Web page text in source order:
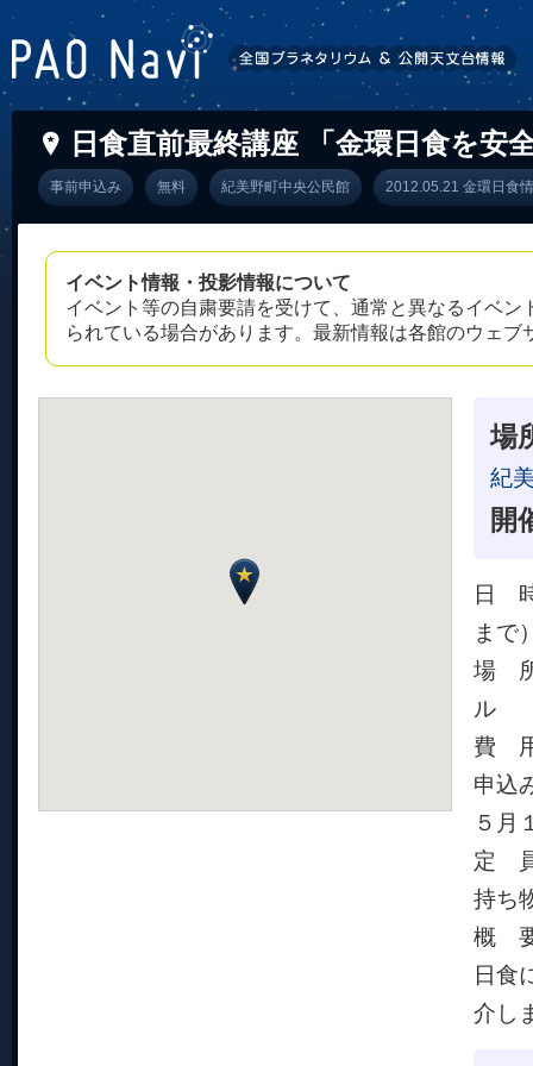
日食直前最終講座 「金環日食を安
事前申込み 無料 紀美野町中央公民館 2012.05.21 金環日食
イベント情報・投影情報について
イベント等の自粛要請を受けて、通常と異なるイベ
られている場合があります。最新情報は各館のウェ
場
紀
開
日
まで
場 所
ル
費
申込
５月
定
持ち
概 要
日食
介し